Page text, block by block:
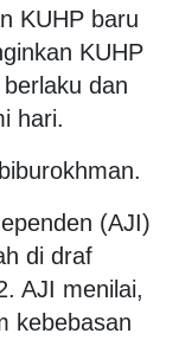
KUHP baru
KUHP
dan
hari.
(AJI)
di draf
AJI menilai,
kebebasan